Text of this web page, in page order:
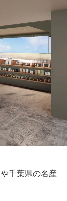
千葉県の名産